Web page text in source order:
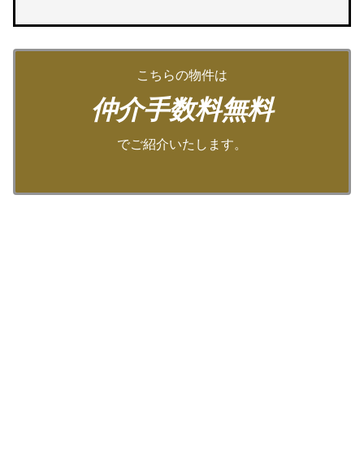
こちらの物件は
仲介手数料無料
でご紹介いたします。